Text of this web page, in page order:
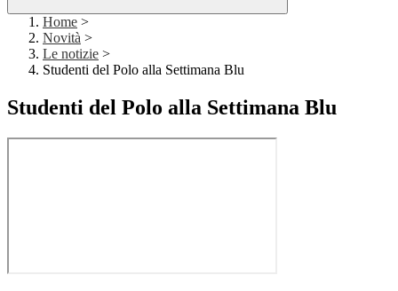
Home >
Novità >
Le notizie >
Studenti del Polo alla Settimana Blu
Studenti del Polo alla Settimana Blu